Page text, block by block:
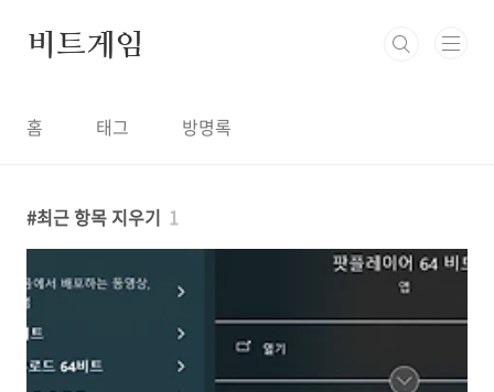
비트게임
홈 태그 방명록
최근 항목 지우기 1